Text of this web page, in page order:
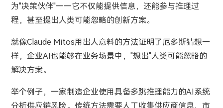
为"决策伙伴"——它不仅能提供信息，还能参与推理过
程，甚至提出人类可能忽略的创新方案。
就像Claude Mitos用出人意料的方法证明了厄多斯猜想一
样，企业AI也能够在业务场景中，"想出"人类可能忽略的
解决方案。
举个例子，一家制造企业使用具备多跳推理能力的AI系统
分析供应链风险。传统方法需要人工收集供应商信息、市